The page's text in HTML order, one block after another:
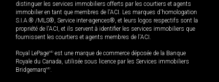
distinguer les services immobiliers offerts par les courtiers et agents
immobilier en tant que membres de l'ACI. Les marques d'homologation
S.I.A.® /MLS®, Service inter-agences®, et leurs logos respectifs sont la
propriété de l'ACI, et ils servent à identifier les services immobiliers que
fournissent les courtiers et agents membres de l'ACI.
Royal LePageMD est une marque de commerce déposée de la Banque
Royale du Canada, utilisée sous licence par les Services immobiliers
BridgemarqMD.